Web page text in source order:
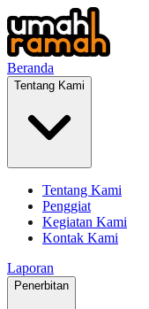
Beranda
Tentang Kami
Tentang Kami
Penggiat
Kegiatan Kami
Kontak Kami
Laporan
Penerbitan